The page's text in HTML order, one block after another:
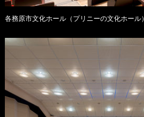
各務原市文化ホール（プリニーの文化ホール）